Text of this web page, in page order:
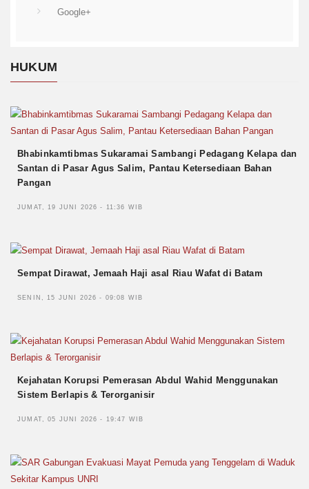
Google+
HUKUM
Bhabinkamtibmas Sukaramai Sambangi Pedagang Kelapa dan
Santan di Pasar Agus Salim, Pantau Ketersediaan Bahan
Pangan
JUMAT, 19 JUNI 2026 - 11:36 WIB
Sempat Dirawat, Jemaah Haji asal Riau Wafat di Batam
SENIN, 15 JUNI 2026 - 09:08 WIB
Kejahatan Korupsi Pemerasan Abdul Wahid Menggunakan
Sistem Berlapis & Terorganisir
JUMAT, 05 JUNI 2026 - 19:47 WIB